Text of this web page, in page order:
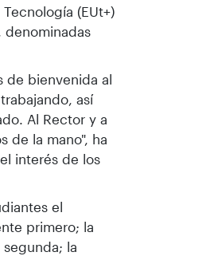
(EUt+)
denominadas
de bienvenida al
así
Al Rector y a
de la mano", ha
interés de los
el
primero; la
la